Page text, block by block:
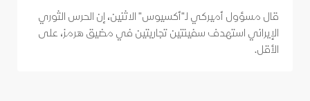
قال مسؤول أميركي لـ"أكسيوس" الاثنين، إن الحرس الثوري
الإيراني استهدف سفينتين تجاريتين في مضيق هرمز، على
الأقل.